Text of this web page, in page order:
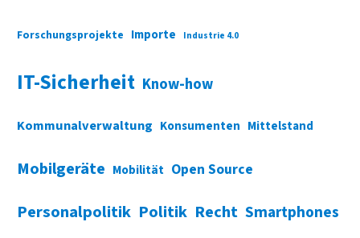
Forschungsprojekte Importe Industrie 4.0
IT-Sicherheit Know-how
Kommunalverwaltung Konsumenten Mittelstand
Mobilgeräte Mobilität Open Source
Personalpolitik Politik Recht Smartphones